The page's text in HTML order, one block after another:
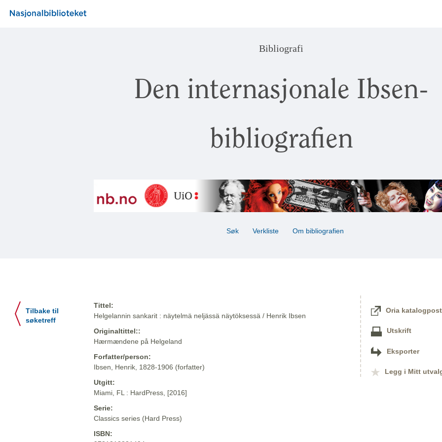
Bibliografi
Den internasjonale Ibsen-
bibliografien
Søk Verkliste Om bibliografien
Tilbake til
søketreff
Tittel:
Helgelannin sankarit : näytelmä neljässä näytöksessä / Henrik Ibsen
Originaltittel::
Hærmændene på Helgeland
Forfatter/person:
Ibsen, Henrik, 1828-1906 (forfatter)
Utgitt:
Miami, FL : HardPress, [2016]
Serie:
Classics series (Hard Press)
ISBN:
Oria katalogpost
Utskrift
Eksporter
Legg i Mitt